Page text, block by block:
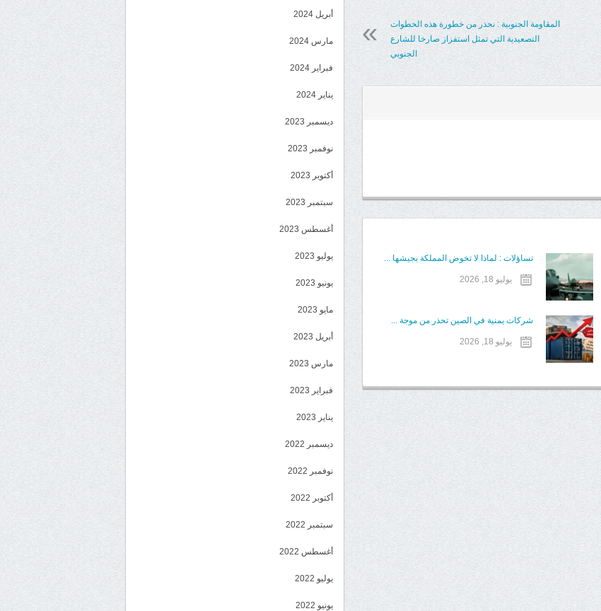
المقاومة الجنوبية : نحذر من خطورة هذه الخطوات
التصعيدية التي تمثل استفزاز صارخا للشارع
الجنوبي
تساؤلات : لماذا لا تخوض المملكة بجيشها ...
يوليو 18, 2026
شركات يمنية في الصين تحذر من موجة ...
يوليو 18, 2026
أبريل 2024
مارس 2024
فبراير 2024
يناير 2024
ديسمبر 2023
نوفمبر 2023
أكتوبر 2023
سبتمبر 2023
أغسطس 2023
يوليو 2023
يونيو 2023
مايو 2023
أبريل 2023
مارس 2023
فبراير 2023
يناير 2023
ديسمبر 2022
نوفمبر 2022
أكتوبر 2022
سبتمبر 2022
أغسطس 2022
يوليو 2022
يونيو 2022